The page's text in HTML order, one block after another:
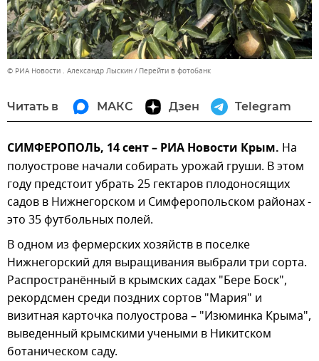
© РИА Новости . Александр Лыскин Перейти в фотобанк
Читать в МАКС Дзен Telegram
СИМФЕРОПОЛЬ, 14 сент – РИА Новости Крым. На
полуострове начали собирать урожай груши. В этом
году предстоит убрать 25 гектаров плодоносящих
садов в Нижнегорском и Симферопольском районах -
это 35 футбольных полей.
В одном из фермерских хозяйств в поселке
Нижнегорский для выращивания выбрали три сорта.
Распространённый в крымских садах "Бере Боск",
рекордсмен среди поздних сортов "Мария" и
визитная карточка полуострова – "Изюминка Крыма",
выведенный крымскими учеными в Никитском
ботаническом саду.